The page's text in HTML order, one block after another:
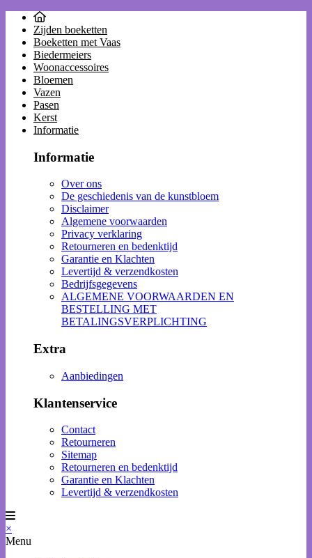
Zijden boeketten
Boeketten met Vaas
Biedermeiers
Woonaccessoires
Bloemen
Vazen
Pasen
Kerst
Informatie
Informatie
Over ons
De geschiedenis van de kunstbloem
Disclaimer
Algemene voorwaarden
Privacy verklaring
Retourneren en bedenktijd
Garantie en Klachten
Levertijd & verzendkosten
Bedrijfsgegevens
ALGEMENE VOORWAARDEN EN
BESTELLING MET
BETALINGSVERPLICHTING
Extra
Aanbiedingen
Klantenservice
Contact
Retourneren
Sitemap
Retourneren en bedenktijd
Garantie en Klachten
Levertijd & verzendkosten
×
Menu